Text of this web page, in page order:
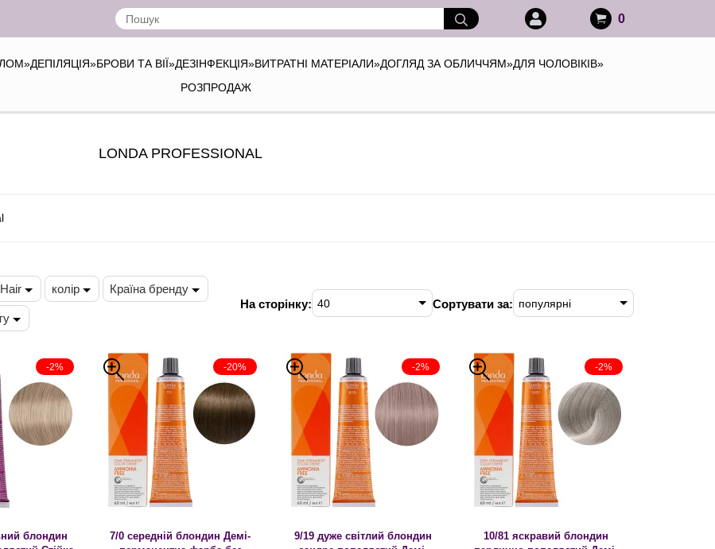
0
»ДЕПІЛЯЦІЯ»БРОВИ ТА ВІЇ»ДЕЗІНФЕКЦІЯ»ВИТРАТНІ МАТЕРІАЛИ»ДОГЛЯД ЗА ОБЛИЧЧЯМ»ДЛЯ ЧОЛОВІКІВ»
РОЗПРОДАЖ
LONDA PROFESSIONAL
колір Країна бренду
На сторінку: 40 Сортувати за: популярні
-2%
блондин
-20%
7/0 середній блондин Демі-
-2%
9/19 дуже світлий блондин
-2%
10/81 яскравий блондин